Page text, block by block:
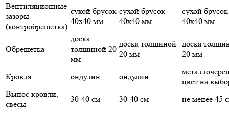
Вентиляционные
зазоры
(контробрешетка)
сухой брусок
40х40 мм
сухой брусок
40х40 мм
сухой брусок
40х40 мм
Обрешетка
доска
толщиной 20
мм
доска толщиной
20 мм
доска
20 мм
Кровля ондулин ондулин
цвет на
Вынос кровли,
свесы
30-40 см 30-40 см не менее 45